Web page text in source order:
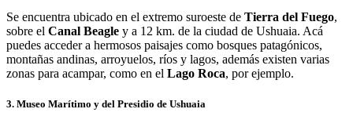
Se encuentra ubicado en el extremo suroeste de Tierra del Fuego,
sobre el Canal Beagle y a 12 km. de la ciudad de Ushuaia. Acá
puedes acceder a hermosos paisajes como bosques patagónicos,
montañas andinas, arroyuelos, ríos y lagos, además existen varias
zonas para acampar, como en el Lago Roca, por ejemplo.
3. Museo Marítimo y del Presidio de Ushuaia